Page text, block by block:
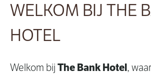
WELKOM BIJ THE
HOTEL
Welkom bij The Bank Hotel,